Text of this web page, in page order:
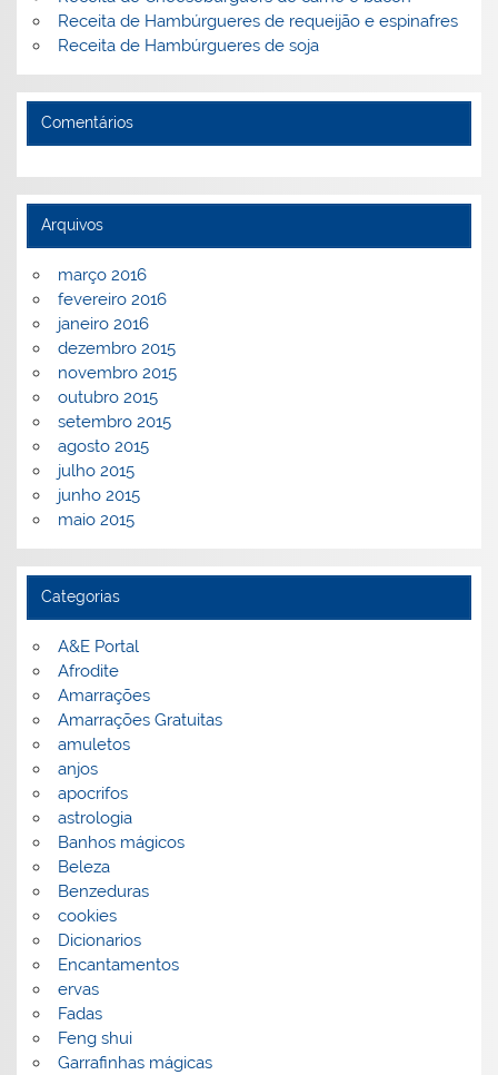
Receita de Hambúrgueres de requeijão e espinafres
Receita de Hambúrgueres de soja
Comentários
Arquivos
março 2016
fevereiro 2016
janeiro 2016
dezembro 2015
novembro 2015
outubro 2015
setembro 2015
agosto 2015
julho 2015
junho 2015
maio 2015
Categorias
A&E Portal
Afrodite
Amarrações
Amarrações Gratuitas
amuletos
anjos
apocrifos
astrologia
Banhos mágicos
Beleza
Benzeduras
cookies
Dicionarios
Encantamentos
ervas
Fadas
Feng shui
Garrafinhas mágicas